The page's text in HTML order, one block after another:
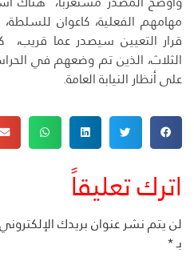
قرار التعيين سيصدر عما
الثلاث، الذين تم وضعهم في
على أنظار النيابة العامة.
اترك تعليقاً
لن يتم نشر عنوان بريدك
بـ*